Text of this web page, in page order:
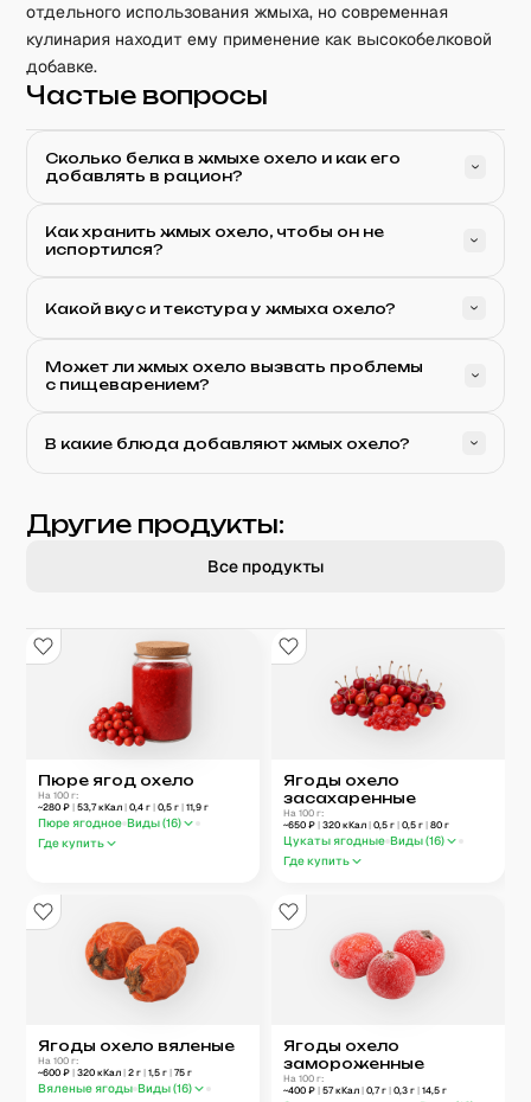
отдельного использования жмыха, но современная
кулинария находит ему применение как высокобелковой
добавке.
Частые вопросы
Сколько белка в жмыхе охело и как его
добавлять в рацион?
Как хранить жмых охело, чтобы он не
испортился?
Какой вкус и текстура у жмыха охело?
Может ли жмых охело вызвать проблемы
с пищеварением?
В какие блюда добавляют жмых охело?
Другие продукты:
Все продукты
Пюре ягод охело
На 100 г:
~280 ₽| 53,7кКал| 0,4 г| 0,5 г| 11,9 г
Пюре ягодное Виды (16)
Где купить
Ягоды охело
засахаренные
На 100 г:
~650 ₽ | 320 кКал | 0,5 г | 0,5 г | 80 г
Цукаты ягодные Виды (16)
Где купить
Ягоды охело вяленые
На 100 г:
~600 ₽| 320 кКал| 2 г| 1,5 г| 75 г
Вяленые ягоды Виды (16)
Ягоды охело
замороженные
На 100 г:
~400 ₽ | 57кКал | 0,7г | 0,3 г | 14,5 г